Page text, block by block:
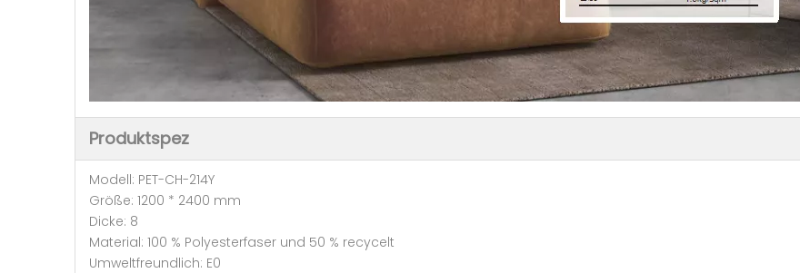
Produktspez
Modell: PET-CH-214Y
Größe: 1200 * 2400 mm
Dicke: 8
Material: 100 % Polyesterfaser und 50 % recycelt
Umweltfreundlich: E0